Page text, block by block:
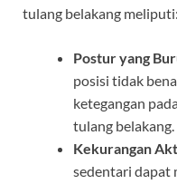
tulang belakang meliputi:
Postur yang
posisi tidak
ketegangan
tulang belakang.
Kekurangan
sedentari